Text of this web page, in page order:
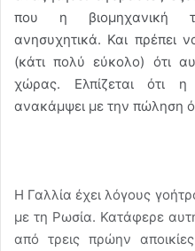
που η βιομηχανική
ανησυχητικά. Και πρέπει
(κάτι πολύ εύκολο) ότι
χώρας. Ελπίζεται ότι η
ανακάμψει με την πώληση
Η Γαλλία έχει λόγους
με τη Ρωσία. Κατάφερε
από τρεις πρώην